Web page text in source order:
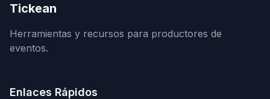
Tickean
Herramientas y recursos para productores de
eventos.
Enlaces Rápidos